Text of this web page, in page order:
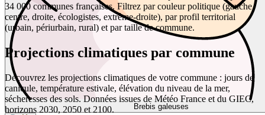
Brebis galeuses
34 000 communes françaises. Filtrez par couleur politique (gauche,
centre, droite, écologistes, extrême-droite), par profil territorial
(urbain, périurbain, rural) et par taille de commune.
Projections climatiques par commune
Découvrez les projections climatiques de votre commune : jours de
canicule, température estivale, élévation du niveau de la mer,
sécheresses des sols. Données issues de Météo France et du GIEC,
horizons 2030, 2050 et 2100.